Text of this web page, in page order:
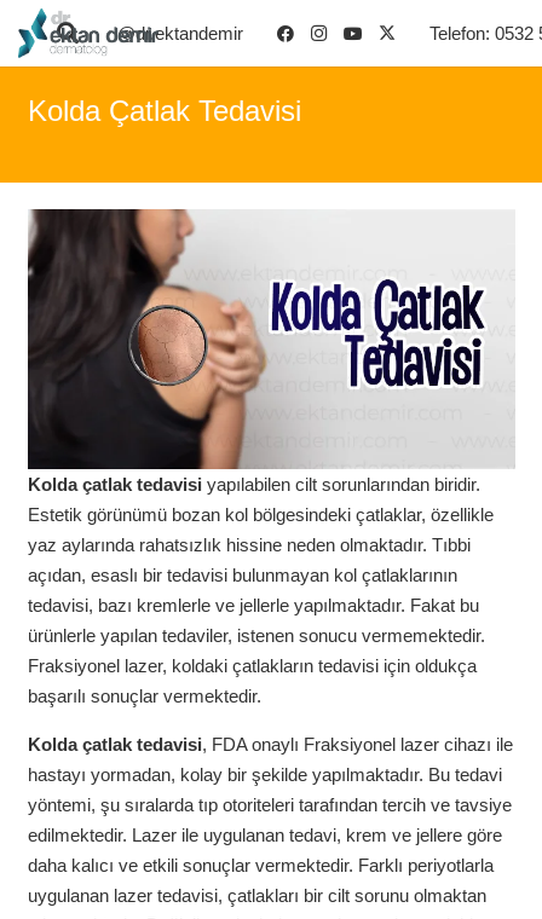
@dr.ektandemir Telefon: 0532
Kolda Çatlak Tedavisi
Kolda çatlak tedavisi yapılabilen cilt sorunlarından biridir.
Estetik görünümü bozan kol bölgesindeki çatlaklar, özellikle
yaz aylarında rahatsızlık hissine neden olmaktadır. Tıbbi
açıdan, esaslı bir tedavisi bulunmayan kol çatlaklarının
tedavisi, bazı kremlerle ve jellerle yapılmaktadır. Fakat bu
ürünlerle yapılan tedaviler, istenen sonucu vermemektedir.
Fraksiyonel lazer, koldaki çatlakların tedavisi için oldukça
başarılı sonuçlar vermektedir.
Kolda çatlak tedavisi, FDA onaylı Fraksiyonel lazer cihazı ile
hastayı yormadan, kolay bir şekilde yapılmaktadır. Bu tedavi
yöntemi, şu sıralarda tıp otoriteleri tarafından tercih ve tavsiye
edilmektedir. Lazer ile uygulanan tedavi, krem ve jellere göre
daha kalıcı ve etkili sonuçlar vermektedir. Farklı periyotlarla
uygulanan lazer tedavisi, çatlakları bir cilt sorunu olmaktan